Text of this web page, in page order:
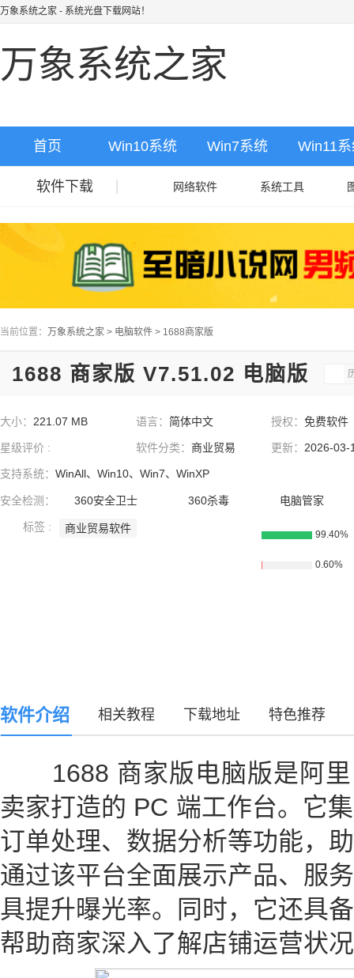
万象系统之家 - 系统光盘下载网站！
万象系统之家
首页 Win10系统 Win7系统 Win11
软件下载 网络软件 系统工具
当前位置： 万象系统之家 > 电脑软件 > 1688商家版
1688 商家版 V7.51.02 电脑版
大小： 221.07 MB 语言： 简体中文 授权：免费软件
星级评价 : 软件分类： 商业贸易 更新： 2026-03-
支持系统： WinAll、Win10、Win7、WinXP
安全检测： 360安全卫士 360杀毒 电脑管家
标签 : 商业贸易软件 99.40%
0.60%
软件介绍 相关教程 下载地址 特色推荐
1688 商家版电脑版是阿里
卖家打造的 PC 端工作台。它
订单处理、数据分析等功能，
通过该平台全面展示产品、服
具提升曝光率。同时，它还具
帮助商家深入了解店铺运营状